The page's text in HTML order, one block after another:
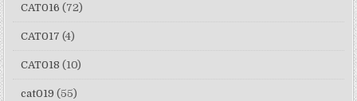
CAT016 (72)
CAT017 (4)
CAT018 (10)
cat019 (55)